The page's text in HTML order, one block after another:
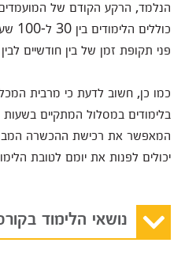
הנלמד, הרקע הקודם של
פני תקופת זמן של בין חודשיים
כמו כן, חשוב לדעת כי מרבית
בלימודים במסלול המתקיים
המאפשר את רכישת ההכשרה
יכולים לפנות את יומם לטובת
נושאי הלימוד